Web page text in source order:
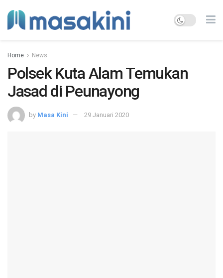
Home News
Polsek Kuta Alam Temukan
Jasad di Peunayong
by Masa Kini 29 Januari 2020